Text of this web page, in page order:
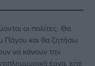
οι πολίτες. Θα
Πάγου και θα ζητήσω
να κάνουν την
έργα, είτε